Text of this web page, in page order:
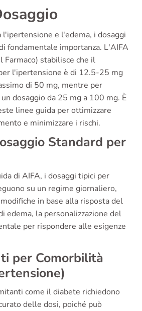
l'ipertensione e l'edema, i dosaggi
fondamentale importanza. L'AIFA
Farmaco) stabilisce che il
l'ipertensione è di 12.5-25 mg
di 50 mg, mentre per
dosaggio da 25 mg a 100 mg. È
linee guida per ottimizzare
e minimizzare i rischi.
Standard per
di AIFA, i dosaggi tipici per
su un regime giornaliero,
in base alla risposta del
edema, la personalizzazione del
per rispondere alle esigenze
per Comorbilità
come il diabete richiedono
delle dosi, poiché può